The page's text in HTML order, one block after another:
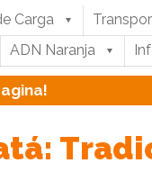
Carga
ADN Naranja